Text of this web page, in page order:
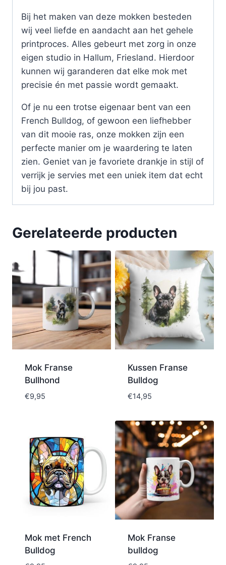
Bij het maken van deze mokken besteden
wij veel liefde en aandacht aan het gehele
printproces. Alles gebeurt met zorg in onze
eigen studio in Hallum, Friesland. Hierdoor
kunnen wij garanderen dat elke mok met
precisie én met passie wordt gemaakt.
Of je nu een trotse eigenaar bent van een
French Bulldog, of gewoon een liefhebber
van dit mooie ras, onze mokken zijn een
perfecte manier om je waardering te laten
zien. Geniet van je favoriete drankje in stijl of
verrijk je servies met een uniek item dat echt
bij jou past.
Gerelateerde producten
Mok Franse
Bullhond
€9,95
Kussen Franse
Bulldog
€14,95
Mok met French
Bulldog
Mok Franse
bulldog